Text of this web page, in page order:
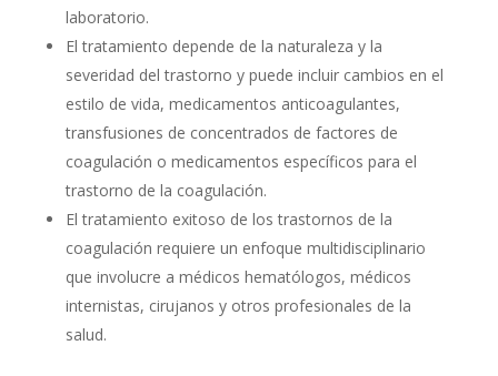
laboratorio.
El tratamiento depende de la naturaleza y la
severidad del trastorno y puede incluir cambios en el
estilo de vida, medicamentos anticoagulantes,
transfusiones de concentrados de factores de
coagulación o medicamentos específicos para el
trastorno de la coagulación.
El tratamiento exitoso de los trastornos de la
coagulación requiere un enfoque multidisciplinario
que involucre a médicos hematólogos, médicos
internistas, cirujanos y otros profesionales de la
salud.